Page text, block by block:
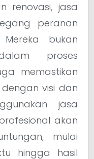
renovasi, jasa
peranan
bukan
proses
memastikan
visi dan
jasa
akan
mulai
hingga hasil